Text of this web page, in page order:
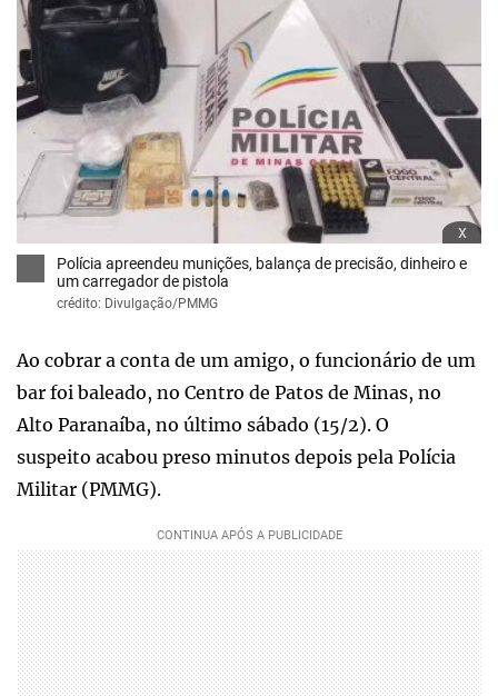
x
Polícia apreendeu munições, balança de precisão, dinheiro e
um carregador de pistola
crédito: Divulgação/PMMG
Ao cobrar a conta de um amigo, o funcionário de um
bar foi baleado, no Centro de Patos de Minas, no
Alto Paranaíba, no último sábado (15/2). O
suspeito acabou preso minutos depois pela Polícia
Militar (PMMG).